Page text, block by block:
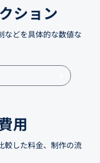
ション
などを具体的な数値な
用
較した料金、制作の流